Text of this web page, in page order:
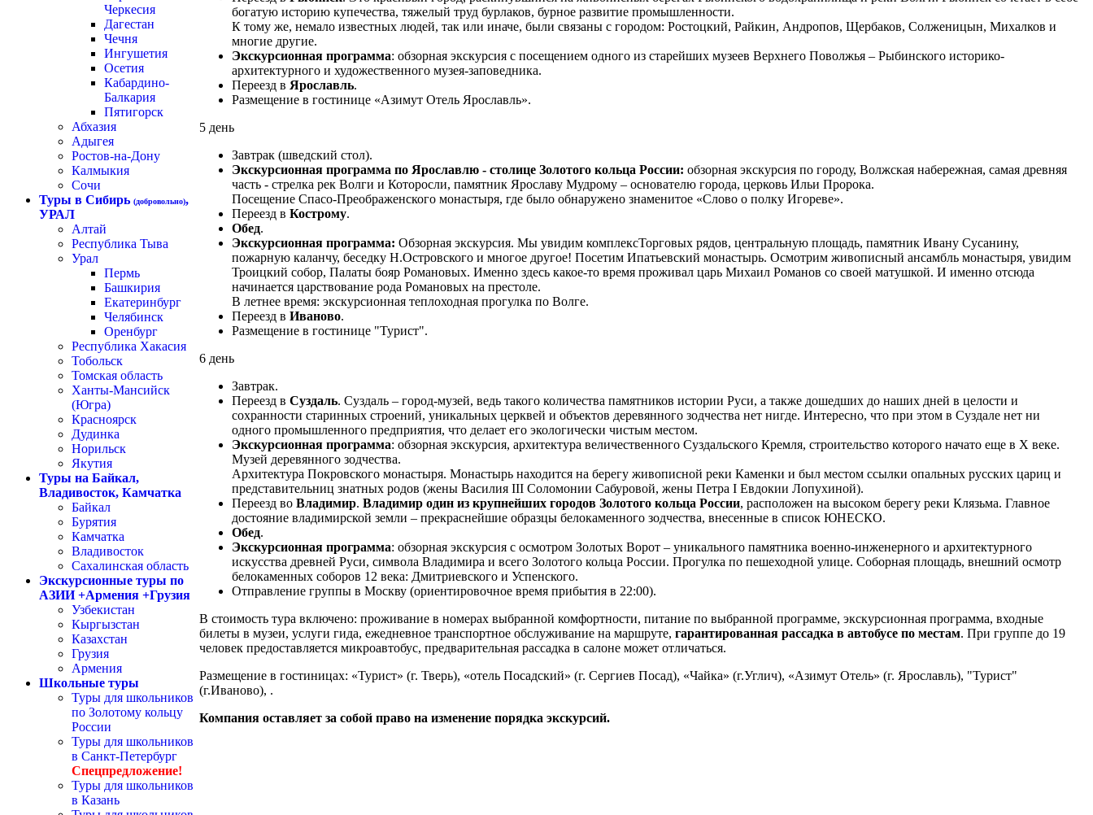
Черкесия
Дагестан
Чечня
Ингушетия
Осетия
Кабардино-
Балкария
Пятигорск
Абхазия
Адыгея
Ростов-на-Дону
Калмыкия
Сочи
Туры в Сибирь (добровольно),
УРАЛ
Алтай
Республика Тыва
Урал
Пермь
Башкирия
Екатеринбург
Челябинск
Оренбург
Республика Хакасия
Тобольск
Томская область
Ханты-Мансийск
(Югра)
Красноярск
Дудинка
Норильск
Якутия
Туры на Байкал,
Владивосток, Камчатка
Байкал
Бурятия
Камчатка
Владивосток
Сахалинская область
Экскурсионные туры по
АЗИИ +Армения +Грузия
Узбекистан
Кыргызстан
Казахстан
Грузия
Армения
Школьные туры
Туры для школьников
по Золотому кольцу
России
Туры для школьников
в Санкт-Петербург
Спецпредложение!
Туры для школьников
в Казань
богатую историю купечества, тяжелый труд бурлаков, бурное развитие промышленности.
К тому же, немало известных людей, так или иначе, были связаны с городом: Ростоцкий, Райкин, Андропов, Щербаков, Солженицын, Михалков и
многие другие.
Экскурсионная программа: обзорная экскурсия с посещением одного из старейших музеев Верхнего Поволжья – Рыбинского историко-
архитектурного и художественного музея-заповедника.
Переезд в Ярославль.
Размещение в гостинице «Азимут Отель Ярославль».
5 день
Завтрак (шведский стол).
Экскурсионная программа по Ярославлю - столице Золотого кольца России: обзорная экскурсия по городу, Волжская набережная, самая древняя
часть - стрелка рек Волги и Которосли, памятник Ярославу Мудрому – основателю города, церковь Ильи Пророка.
Посещение Спасо-Преображенского монастыря, где было обнаружено знаменитое «Слово о полку Игореве».
Переезд в Кострому.
Обед.
Экскурсионная программа: Обзорная экскурсия. Мы увидим комплексТорговых рядов, центральную площадь, памятник Ивану Сусанину,
пожарную каланчу, беседку Н.Островского и многое другое! Посетим Ипатьевский монастырь. Осмотрим живописный ансамбль монастыря, увидим
Троицкий собор, Палаты бояр Романовых. Именно здесь какое-то время проживал царь Михаил Романов со своей матушкой. И именно отсюда
начинается царствование рода Романовых на престоле.
В летнее время: экскурсионная теплоходная прогулка по Волге.
Переезд в Иваново.
Размещение в гостинице "Турист".
6 день
Завтрак.
Переезд в Суздаль. Суздаль – город-музей, ведь такого количества памятников истории Руси, а также дошедших до наших дней в целости и
сохранности старинных строений, уникальных церквей и объектов деревянного зодчества нет нигде. Интересно, что при этом в Суздале нет ни
одного промышленного предприятия, что делает его экологически чистым местом.
Экскурсионная программа: обзорная экскурсия, архитектура величественного Суздальского Кремля, строительство которого начато еще в X веке.
Музей деревянного зодчества.
Архитектура Покровского монастыря. Монастырь находится на берегу живописной реки Каменки и был местом ссылки опальных русских цариц и
представительниц знатных родов (жены Василия III Соломонии Сабуровой, жены Петра I Евдокии Лопухиной).
Переезд во Владимир. Владимир один из крупнейших городов Золотого кольца России, расположен на высоком берегу реки Клязьма. Главное
достояние владимирской земли – прекраснейшие образцы белокаменного зодчества, внесенные в список ЮНЕСКО.
Обед.
Экскурсионная программа: обзорная экскурсия с осмотром Золотых Ворот – уникального памятника военно-инженерного и архитектурного
искусства древней Руси, символа Владимира и всего Золотого кольца России. Прогулка по пешеходной улице. Соборная площадь, внешний осмотр
белокаменных соборов 12 века: Дмитриевского и Успенского.
Отправление группы в Москву (ориентировочное время прибытия в 22:00).
В стоимость тура включено: проживание в номерах выбранной комфортности, питание по выбранной программе, экскурсионная программа, входные
билеты в музеи, услуги гида, ежедневное транспортное обслуживание на маршруте, гарантированная рассадка в автобусе по местам. При группе до 19
человек предоставляется микроавтобус, предварительная рассадка в салоне может отличаться.
Размещение в гостиницах: «Турист» (г. Тверь), «отель Посадский» (г. Сергиев Посад), «Чайка» (г.Углич), «Азимут Отель» (г. Ярославль), "Турист"
(г.Иваново), .
Компания оставляет за собой право на изменение порядка экскурсий.